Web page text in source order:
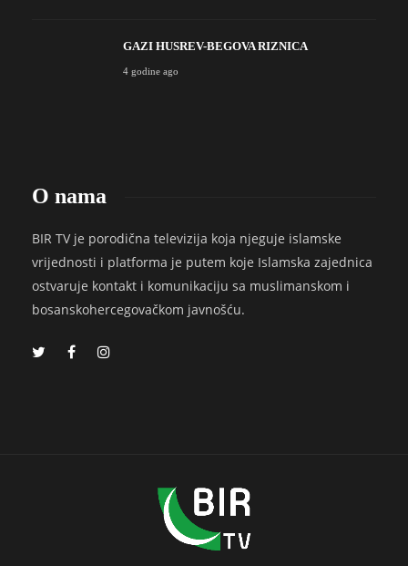
GAZI HUSREV-BEGOVA RIZNICA
4 godine ago
O nama
BIR TV je porodična televizija koja njeguje islamske
vrijednosti i platforma je putem koje Islamska zajednica
ostvaruje kontakt i komunikaciju sa muslimanskom i
bosanskohercegovačkom javnošću.